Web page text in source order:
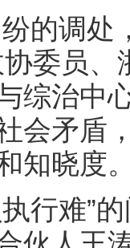
的调
委员
综治中
会矛盾
知晓度
行难”